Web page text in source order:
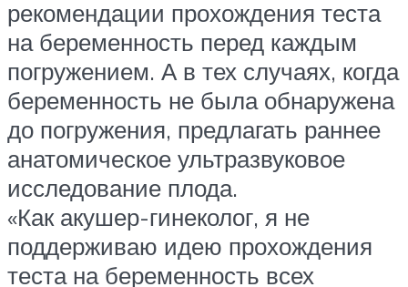
рекомендации прохождения теста
на беременность перед каждым
погружением. А в тех случаях, когда
беременность не была обнаружена
до погружения, предлагать раннее
анатомическое ультразвуковое
исследование плода.
«Как акушер-гинеколог, я не
поддерживаю идею прохождения
теста на беременность всех